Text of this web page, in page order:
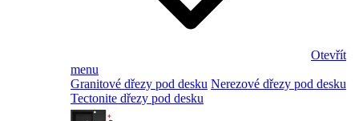
Otevřít
menu
Granitové dřezy pod desku Nerezové dřezy pod desku
Tectonite dřezy pod desku